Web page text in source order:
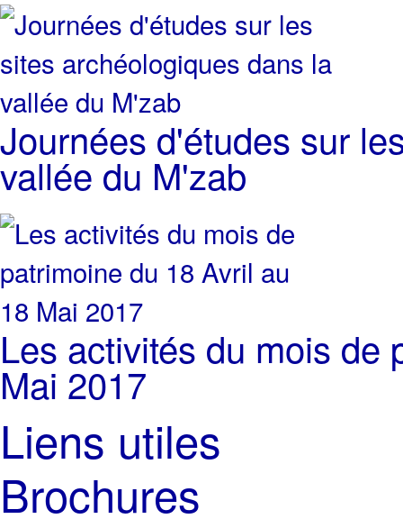
Journées d'études sur
vallée du M'zab
Les activités du mois de
Mai 2017
Liens utiles
Brochures